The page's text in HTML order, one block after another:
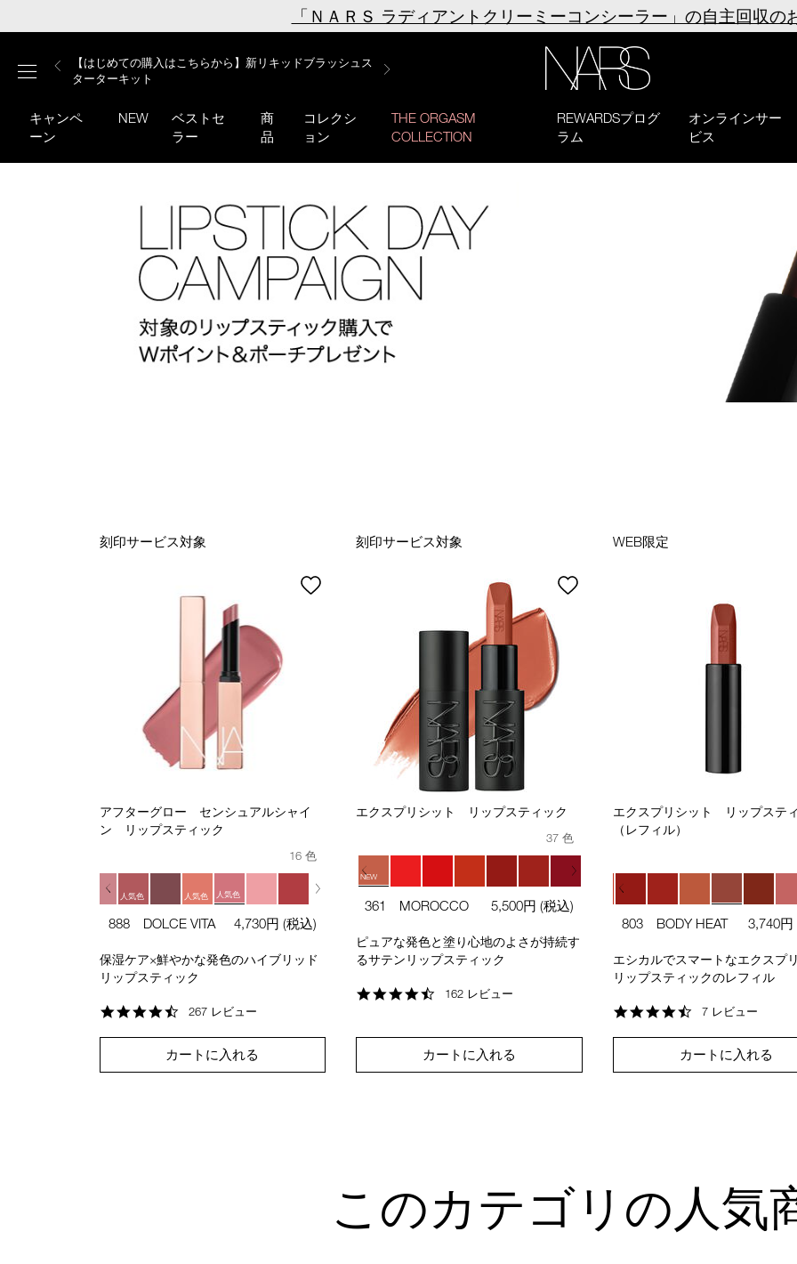
content
「ＮＡＲＳ ラディアントクリーミーコンシーラー」の自主回収の
メニュー
【ミニパフプレゼント】新リキッドブラッシュご購入でプ
レゼント
【はじめての購入はこちらから】新リキッドブラッシュス
ターターキット
【サンプル＆ヘアピン付】オイルクレンジングキット
【ギフトショッパープレゼント】カラーアイテムをあの人
へのプレゼントに
【ポーチ＆ブラッシュプレゼント】ORGASM CAMPAIGN
キャンペ
ーン
NEW
ベストセ
ラー
商
品
コレクシ
ョン
THE ORGASM
COLLECTION
REWARDSプログ
ラム
オンラインサー
ビス
刻印サービス対象
アフターグロー センシュアルシャイ
ン リップスティック
16 色
人気色 人気色 人気色
888 DOLCE VITA 4,730円(税込)
保湿ケア×鮮やかな発色のハイブリッド
リップスティック
4.6
rating
267 レビュー
カートに入れる
刻印サービス対象
エクスプリシット リップスティック
37 色
NEW
人気色
人気色
361 MOROCCO 5,500円 (税込)
ピュアな発色と塗り心地のよさが持続す
るサテンリップスティック
4.7
162 レビュー
カートに入れる
WEB限定
エクスプリシット リップステ
（レフィル）
803 BODY HEAT 3,740円
エシカルでスマートなエクスプ
リップスティックのレフィル
4.6
rating
7 レビュー
カートに入れる
このカテゴリの人気